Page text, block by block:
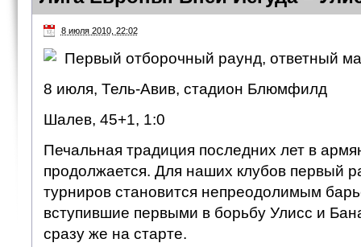
8 июля 2010, 22:02
Первый отборочный раунд, ответный
8 июля, Тель-Авив, стадион Блюмфилд
Шалев, 45+1, 1:0
Печальная традиция последних лет в
продолжается. Для наших клубов первый
турниров становится непреодолимым
вступившие первыми в борьбу Улисс и
сразу же на старте.